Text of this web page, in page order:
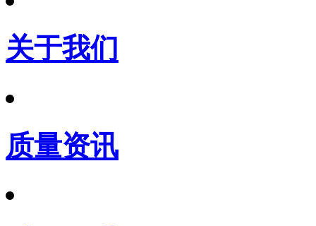
关于我们
质量资讯